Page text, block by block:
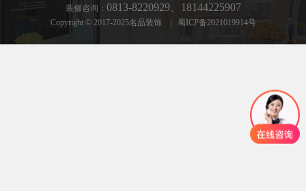
装修咨询： 0813-8220929、 18144225907
Copyright © 2017-2025名品装饰 | 蜀ICP备2021019914号